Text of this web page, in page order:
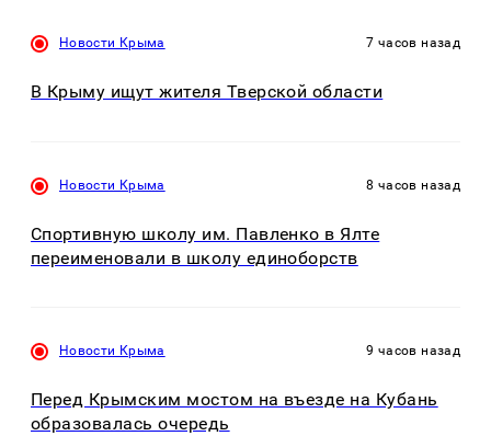
Новости Крыма 7 часов назад
В Крыму ищут жителя Тверской области
Новости Крыма 8 часов назад
Спортивную школу им. Павленко в Ялте
переименовали в школу единоборств
Новости Крыма 9 часов назад
Перед Крымским мостом на въезде на Кубань
образовалась очередь